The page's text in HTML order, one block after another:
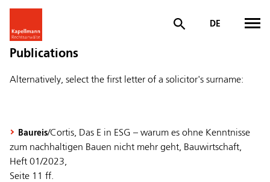
DE
Publications
Alternatively, select the first letter of a solicitor's surname:
Baureis/Cortis, Das E in ESG – warum es ohne Kenntnisse
zum nachhaltigen Bauen nicht mehr geht, Bauwirtschaft,
Heft 01/2023,
Seite 11 ff.